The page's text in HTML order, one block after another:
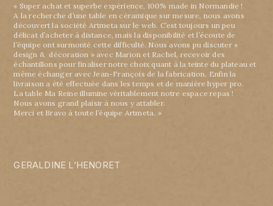
« Super achat et superbe expérience, 100% made in Normandie !
A la recherche d’une table en céramique sur mesure, nous avons
découvert la société Artmeta sur le web. C’est toujours un peu
délicat d’acheter à distance, mais la disponibilité et l’écoute de
l’équipe ont surmonté cette difficulté. Nous avons pu discuter «
design & décoration » avec Marion et Rachel, recevoir des
échantillons pour finaliser notre choix quant à la teinte du plateau et
même échanger avec Jean-François de la fabrication. Enfin la
livraison a été effectuée dans les temps et de manière hyper pro.
La table Ma Reine illumine véritablement notre espace repas !
Nous avons grand plaisir à nous y attabler.
Merci et Bravo à toute l’équipe Artmeta. »
GERALDINE L’HENORET